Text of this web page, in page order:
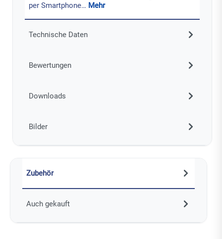
per Smartphone… Mehr
Technische Daten
Bewertungen
Downloads
Bilder
Zubehör
Auch gekauft